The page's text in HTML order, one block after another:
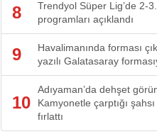
8
Trendyol Süper Lig’de 2-
programları açıklandı
9
Havalimanında forması
yazılı Galatasaray
10
Adıyaman’da dehşet
Kamyonetle çarptığı
fırlattı